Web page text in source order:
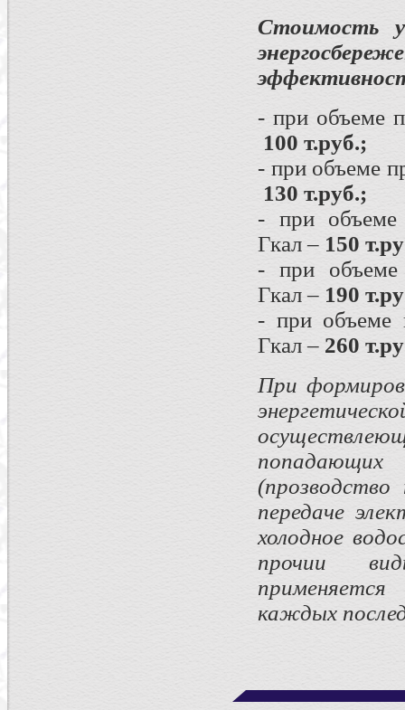
Стоимость
- при объеме
100 т.руб.;
- при объеме
130 т.руб.;
- при
Гкал – 150
- при объеме
Гкал – 190
- при объеме
Гкал – 260
При
попадающих
(прозводство
передаче
холодное
прочии
каждых